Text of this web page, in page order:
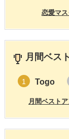
恋愛マ
月間ベス
1 Togo
月間ベスト